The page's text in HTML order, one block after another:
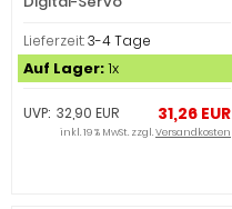
Lieferzeit:3-4 Tage
Auf Lager:1x
31,26 EUR
UVP: 32,90 EUR
inkl. 19 % MwSt. zzgl.Versandkosten